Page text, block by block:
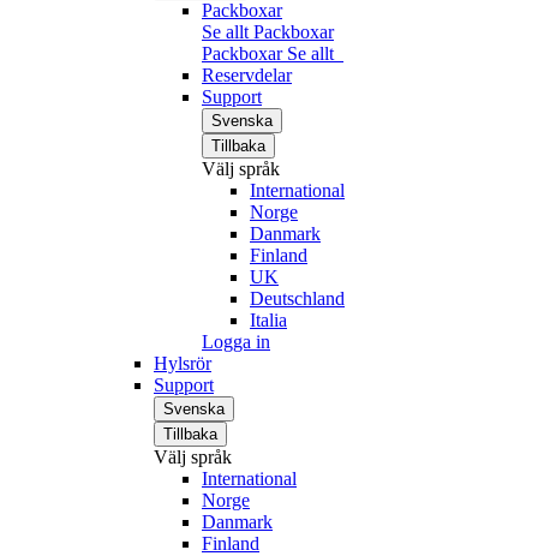
Packboxar
Se allt Packboxar
Packboxar Se allt
Reservdelar
Support
Svenska
Tillbaka
Välj språk
International
Norge
Danmark
Finland
UK
Deutschland
Italia
Logga in
Hylsrör
Support
Svenska
Tillbaka
Välj språk
International
Norge
Danmark
Finland